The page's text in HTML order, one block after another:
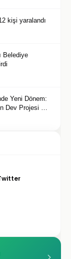
kişi yaralandı
Belediye
Yeni Dönem:
Dev Projesi Ne